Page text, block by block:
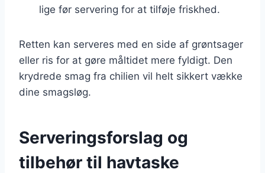
lige før servering for at tilføje friskhed.
Retten kan serveres med en side af grøntsager
eller ris for at gøre måltidet mere fyldigt. Den
krydrede smag fra chilien vil helt sikkert vække
dine smagsløg.
Serveringsforslag og
tilbehør til havtaske